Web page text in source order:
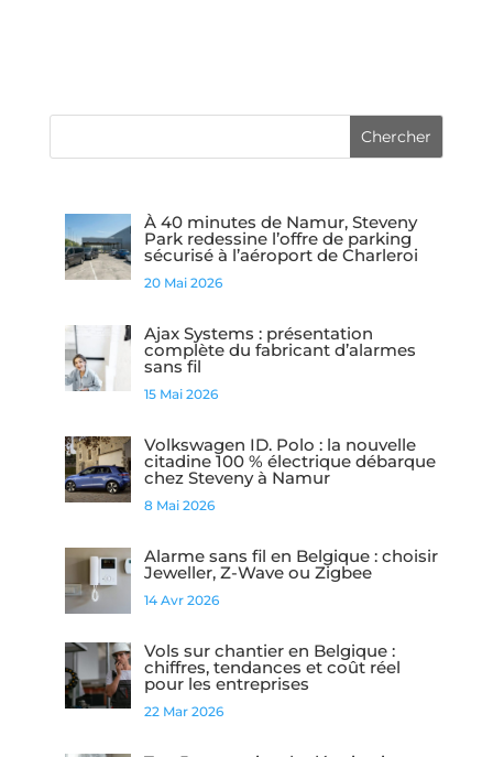
À 40 minutes de Namur, Steveny
Park redessine l’offre de parking
sécurisé à l’aéroport de Charleroi
20 Mai 2026
Ajax Systems : présentation
complète du fabricant d’alarmes
sans fil
15 Mai 2026
Volkswagen ID. Polo : la nouvelle
citadine 100 % électrique débarque
chez Steveny à Namur
8 Mai 2026
Alarme sans fil en Belgique : choisir
Jeweller, Z-Wave ou Zigbee
14 Avr 2026
Vols sur chantier en Belgique :
chiffres, tendances et coût réel
pour les entreprises
22 Mar 2026